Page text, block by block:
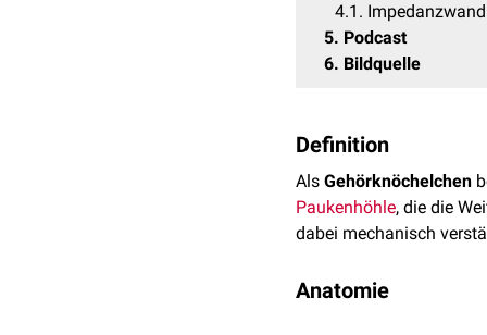
4.1
5 Podcast
6 Bildquelle
Definition
Als Gehörknöchelchen
Paukenhöhle, die die
dabei mechanisch
Anatomie